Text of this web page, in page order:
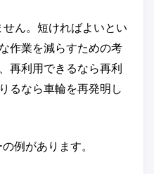
ん。短ければよいとい
作業を減らすための考
再利用できるなら再利
るなら車輪を再発明し
例があります。